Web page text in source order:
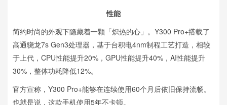
性能
简约时尚的外观下隐藏着一颗「炽热的心」。Y300 Pro+搭载了
高通骁龙7s Gen3处理器，基于台积电4nm制程工艺打造，相较
于上代，CPU性能提升20%，GPU性能提升40%，AI性能提升
30%，整体功耗降低12%。
官方宣称，Y300 Pro+能够在连续使用60个月后依旧保持流畅。
也就是说，这款手机使用5年不卡顿。